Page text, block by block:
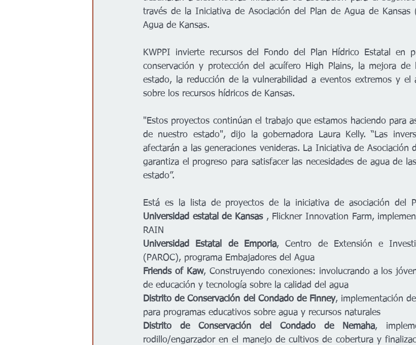
través de la Iniciativa de Asociación del Plan de Agua de Kansas
Agua de Kansas.
KWPPI invierte recursos del Fondo del Plan Hídrico Estatal en
conservación y protección del acuífero High Plains, la mejora de
estado, la reducción de la vulnerabilidad a eventos extremos y el
sobre los recursos hídricos de Kansas.
"Estos proyectos continúan el trabajo que estamos haciendo para
de nuestro estado", dijo la gobernadora Laura Kelly. “Las
afectarán a las generaciones venideras. La Iniciativa de Asociación
garantiza el progreso para satisfacer las necesidades de agua de
estado”.
Universidad estatal de Kansas , Flickner Innovation Farm,
RAIN
Universidad Estatal de Emporia, Centro de Extensión e
(PAROC), programa Embajadores del Agua
Friends of Kaw, Construyendo conexiones: involucrando a los
de educación y tecnología sobre la calidad del agua
Distrito de Conservación del Condado de Finney, implementación
para programas educativos sobre agua y recursos naturales
Distrito de
Conservación del Condado de Nemaha,
rodillo/engarzador en el manejo de cultivos de cobertura y